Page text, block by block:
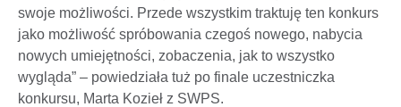
swoje możliwości. Przede wszystkim traktuję ten konkurs
jako możliwość spróbowania czegoś nowego, nabycia
nowych umiejętności, zobaczenia, jak to wszystko
wygląda” – powiedziała tuż po finale uczestniczka
konkursu, Marta Kozieł z SWPS.